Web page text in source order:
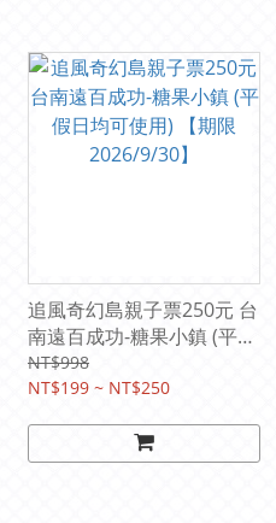
追風奇幻島親子票250元 台
南遠百成功-糖果小鎮 (平假
日均可使用) 【期限
2026/9/30】
NT$998
NT$199 ~ NT$250